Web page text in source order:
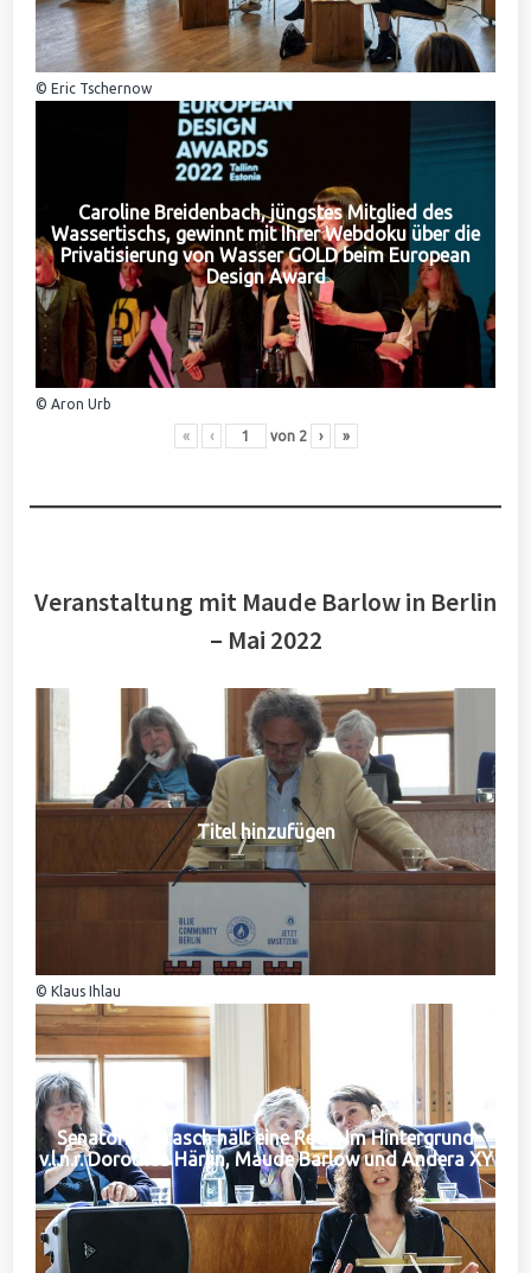
© Eric Tschernow
Caroline Breidenbach, jüngstes Mitglied des
Wassertischs, gewinnt mit Ihrer Webdoku über die
Privatisierung von Wasser GOLD beim European
Design Award
© Aron Urb
« ‹ von 2 › »
Veranstaltung mit Maude Barlow in Berlin
– Mai 2022
Titel hinzufügen
© Klaus Ihlau
Senatorin Jarasch hält eine Rede. Im Hintergrund
v.l.n.r. Dorothea Härlin, Maude Barlow und Andera XY